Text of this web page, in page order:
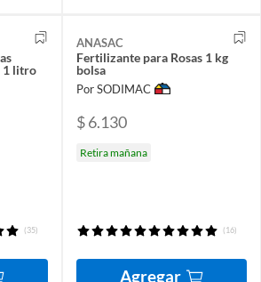
1 litro
(35)
ANASAC
Fertilizante para Rosas 1 kg
bolsa
Por SODIMAC
$ 6.130
Retira mañana
(16)
Agregar